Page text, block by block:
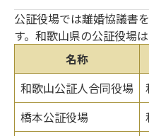
公証役場では離婚協議書
す。和歌山県の公証役場は
名称
和歌山公証人合同役場
橋本公証役場